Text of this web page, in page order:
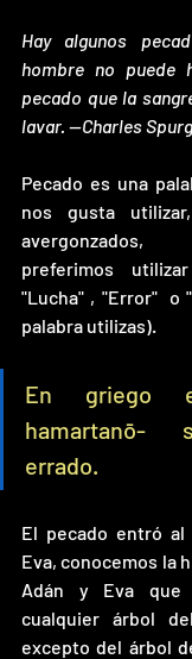
Hay algunos
hombre no puede
pecado que la
lavar. —Charles
Pecado es una
nos gusta
preferimos
"Lucha" , "Error"  o
palabra utilizas).
En griego
hamartanō-
errado.
El pecado entró
Eva, conocemos la
Adán y Eva que
cualquier árbol
excepto del árbol